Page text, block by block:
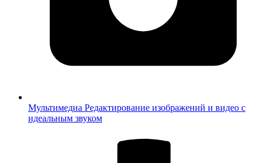
Мультимедиа Редактирование изображений и видео с
идеальным звуком